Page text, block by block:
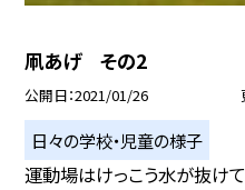
凧あげ その2
公開日 2021/01/26
日々の学校・児童の様子
運動場はけっこう水が抜け